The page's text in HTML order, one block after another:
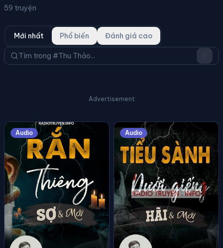
59 truyện
Mới nhất Phổ biến Đánh giá cao
Advertisement
Audio Audio